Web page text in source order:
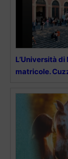
L’Università
matricole.